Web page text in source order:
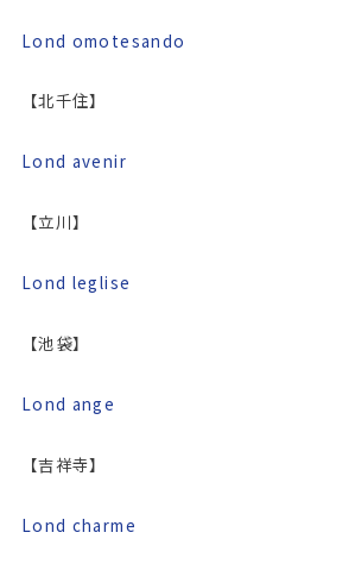
Lond omotesando
【北千住】
Lond avenir
【立川】
Lond leglise
【池袋】
Lond ange
【吉祥寺】
Lond charme